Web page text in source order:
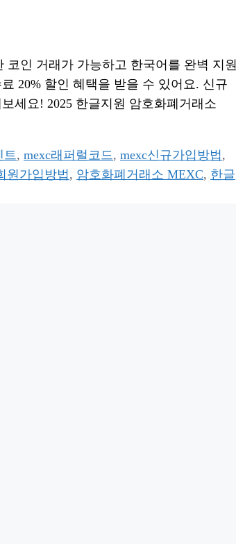
코인 거래가 가능하고 한국어를 완벽 지원
20% 할인 혜택을 받을 수 있어요. 신규
세요! 2025 한글지원 암호화폐거래소
트 , mexc래퍼럴코드 , mexc신규가입방법 ,
원가입방법 , 암호화폐거래소 MEXC, 한글